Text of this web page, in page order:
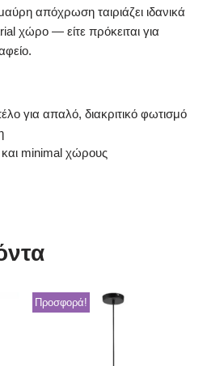
απόχρωση ταιριάζει ιδανικά
χώρο — είτε πρόκειται για
για απαλό, διακριτικό φωτισμό
και minimal χώρους
Προσφορά!